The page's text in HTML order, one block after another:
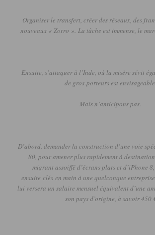
Organiser le transfert, créer des réseaux, des
nouveaux « Zorro ». La tâche est immense, le
Ensuite, s’attaquer à l’Inde, où la misère sévit
de gros-porteurs est
Mais n’anticipons pas.
D’abord, demander la construction d’une voie
80, pour amener plus rapidement à
migrant assoiffé d’écrans plats et d’iPhone
ensuite clés en main à une quelconque
lui versera un salaire mensuel équivalent d’une
son pays d’origine, à savoir 450